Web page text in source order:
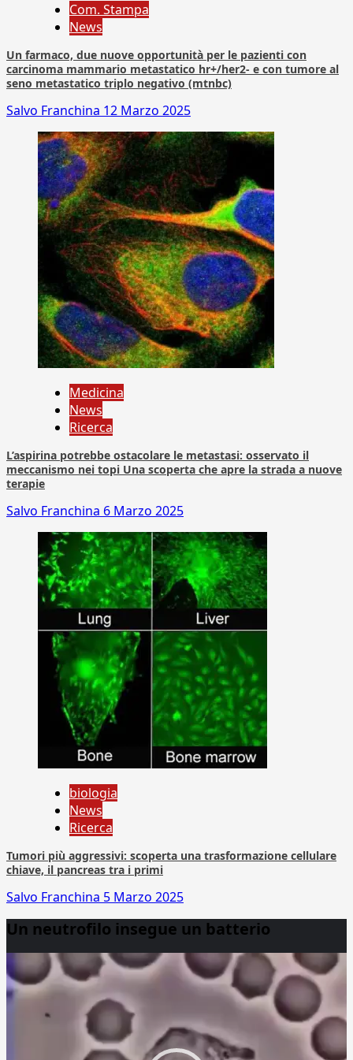
Com. Stampa
News
Un farmaco, due nuove opportunità per le pazienti con
carcinoma mammario metastatico hr+/her2- e con tumore al
seno metastatico triplo negativo (mtnbc)
Salvo Franchina 12 Marzo 2025
Medicina
News
Ricerca
L’aspirina potrebbe ostacolare le metastasi: osservato il
meccanismo nei topi Una scoperta che apre la strada a nuove
terapie
Salvo Franchina 6 Marzo 2025
biologia
News
Ricerca
Tumori più aggressivi: scoperta una trasformazione cellulare
chiave, il pancreas tra i primi
Salvo Franchina 5 Marzo 2025
Un neutrofilo insegue un batterio
Player